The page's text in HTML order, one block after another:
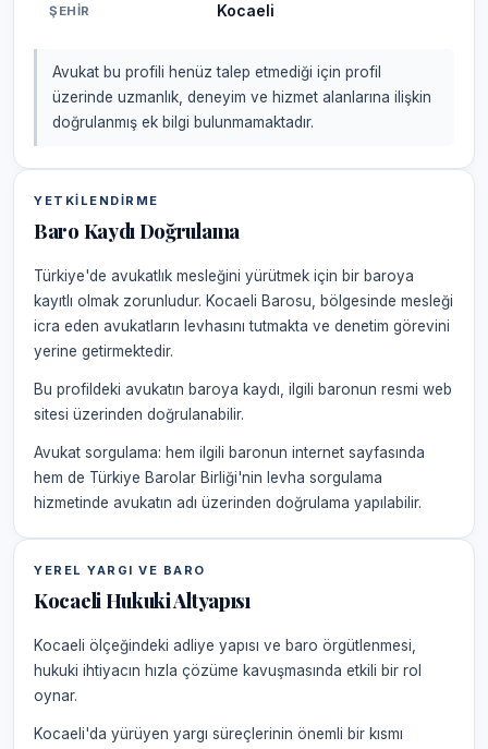
ŞEHIR Kocaeli
Avukat bu profili henüz talep etmediği için profil
üzerinde uzmanlık, deneyim ve hizmet alanlarına ilişkin
doğrulanmış ek bilgi bulunmamaktadır.
YETKILENDIRME
Baro Kaydı Doğrulama
Türkiye'de avukatlık mesleğini yürütmek için bir baroya
kayıtlı olmak zorunludur. Kocaeli Barosu, bölgesinde mesleği
icra eden avukatların levhasını tutmakta ve denetim görevini
yerine getirmektedir.
Bu profildeki avukatın baroya kaydı, ilgili baronun resmi web
sitesi üzerinden doğrulanabilir.
Avukat sorgulama: hem ilgili baronun internet sayfasında
hem de Türkiye Barolar Birliği'nin levha sorgulama
hizmetinde avukatın adı üzerinden doğrulama yapılabilir.
YEREL YARGI VE BARO
Kocaeli Hukuki Altyapısı
Kocaeli ölçeğindeki adliye yapısı ve baro örgütlenmesi,
hukuki ihtiyacın hızla çözüme kavuşmasında etkili bir rol
oynar.
Kocaeli'da yürüyen yargı süreçlerinin önemli bir kısmı